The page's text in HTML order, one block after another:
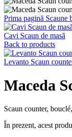
Prima pagină Scaune
Cavi Scaun de masă
Back to products
Levanto Scaun
Maceda
Scaun counter,
În prezent, acest